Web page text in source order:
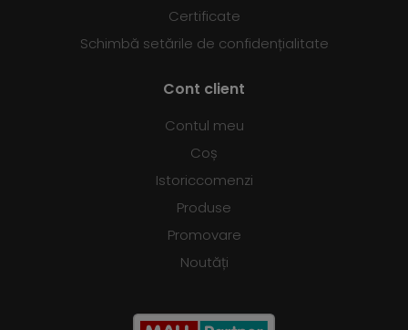
Certificate
Schimbă setările de confidențialitate
Cont client
Contul meu
Coș
Istoriccomenzi
Produse
Promovare
Noutăți